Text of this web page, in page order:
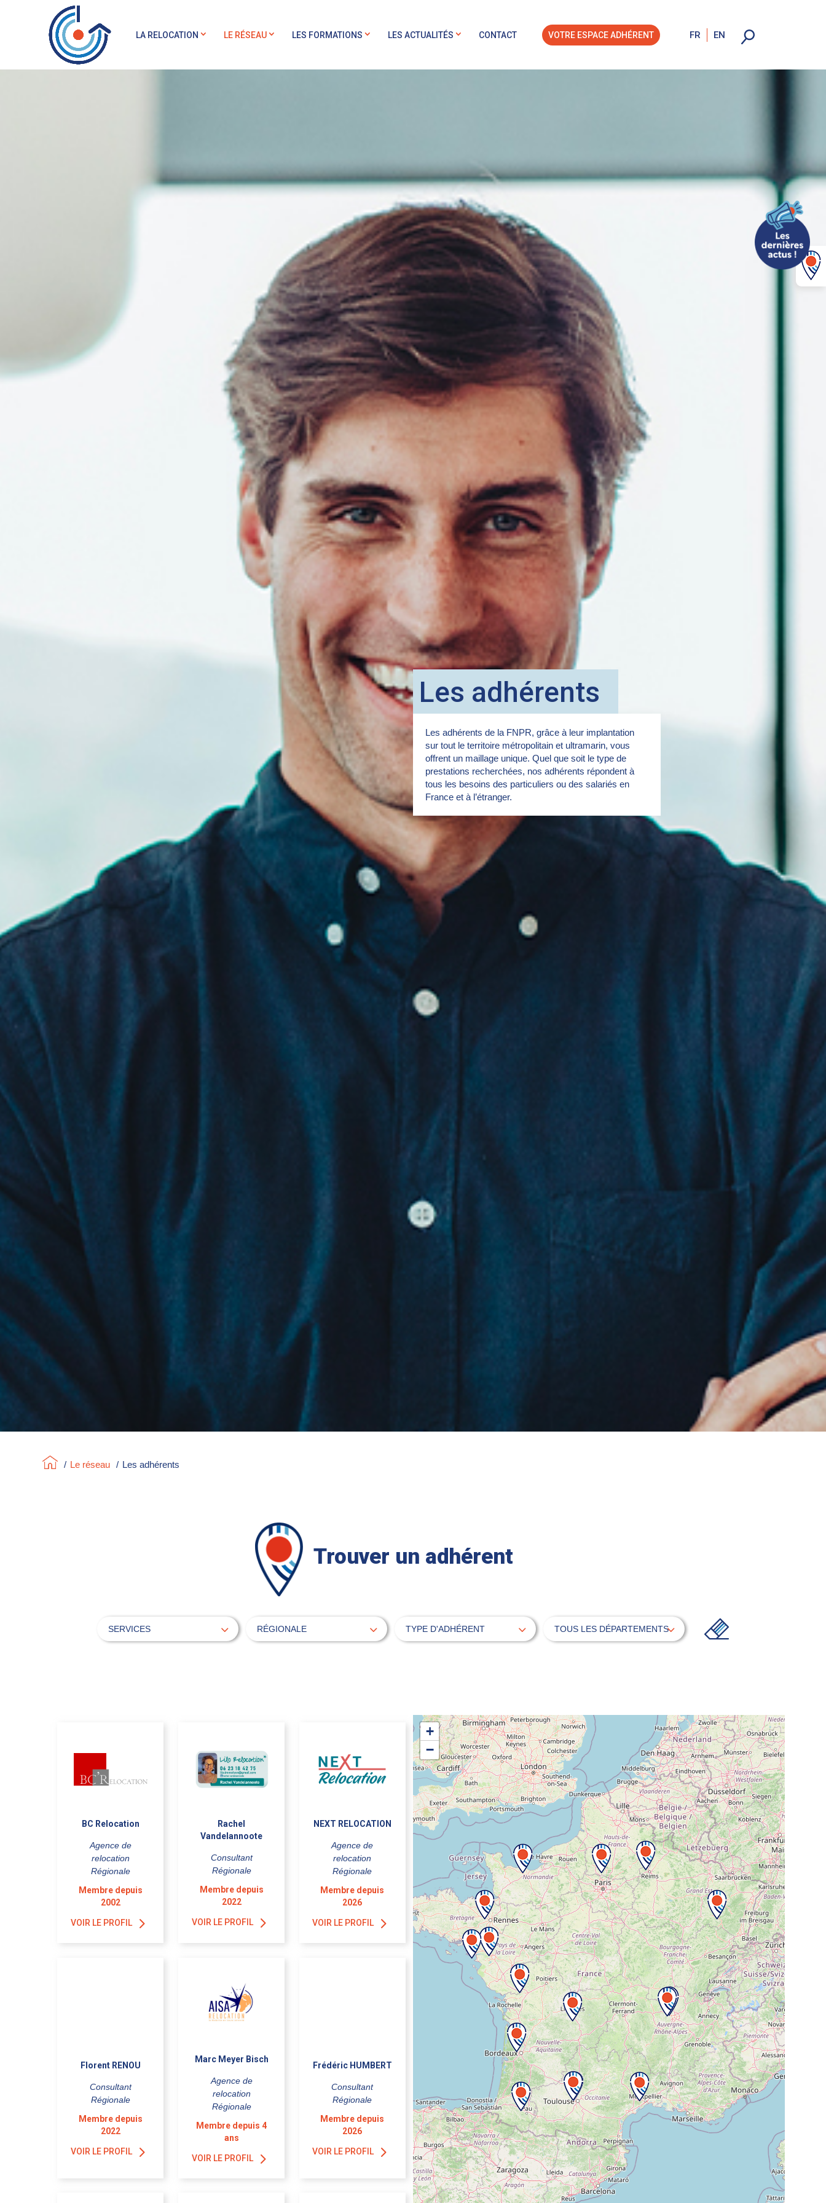
LA RELOCATION LE RÉSEAU LES FORMATIONS LES ACTUALITÉS CONTACT VOTRE ESPACE ADHÉRENT FR EN
Les adhérents
Les adhérents de la FNPR, grâce à leur implantation
sur tout le territoire métropolitain et ultramarin, vous
offrent un maillage unique. Quel que soit le type de
prestations recherchées, nos adhérents répondent à
tous les besoins des particuliers ou des salariés en
France et à l’étranger.
/ Le réseau / Les adhérents
Trouver un adhérent
BC Relocation
Agence de
relocation
Régionale
Membre depuis
2002
VOIR LE PROFIL
Rachel
Vandelannoote
Consultant
Régionale
Membre depuis
2022
VOIR LE PROFIL
NEXT RELOCATION
Agence de
relocation
Régionale
Membre depuis
2026
VOIR LE PROFIL
Florent RENOU
Consultant
Régionale
Membre depuis
2022
VOIR LE PROFIL
Marc Meyer Bisch
Agence de
relocation
Régionale
Membre depuis 4
ans
VOIR LE PROFIL
Frédéric HUMBERT
Consultant
Régionale
Membre depuis
2026
VOIR LE PROFIL
+
−